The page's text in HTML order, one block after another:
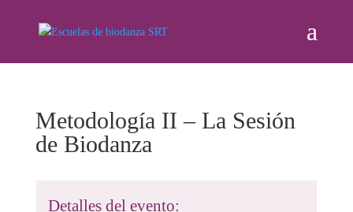
Metodología II – La Sesión
de Biodanza
Detalles del evento: